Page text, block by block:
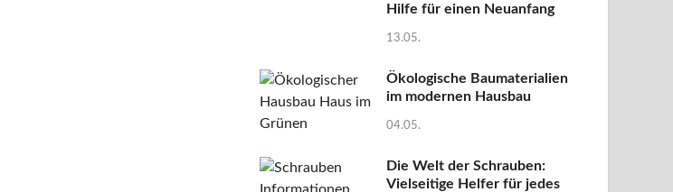
Hilfe für einen Neuanfang
13.05.
Ökologische Baumaterialien
im modernen Hausbau
04.05.
Die Welt der Schrauben:
Vielseitige Helfer für jedes